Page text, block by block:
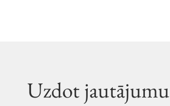
Uzdot jautājumu